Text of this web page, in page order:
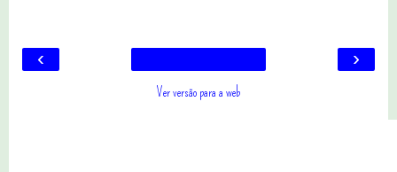
‹ ›
Ver versão para a web